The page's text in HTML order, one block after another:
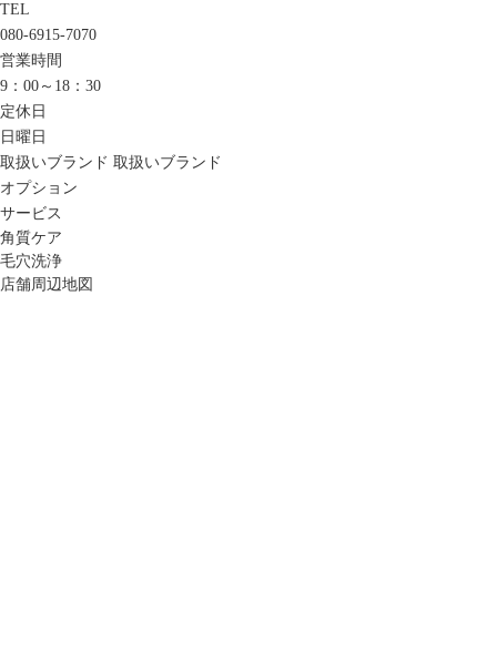
TEL
080-6915-7070
営業時間
9：00～18：30
定休日
日曜日
取扱いブランド 取扱いブランド
オプション
サービス
角質ケア
毛穴洗浄
店舗周辺地図